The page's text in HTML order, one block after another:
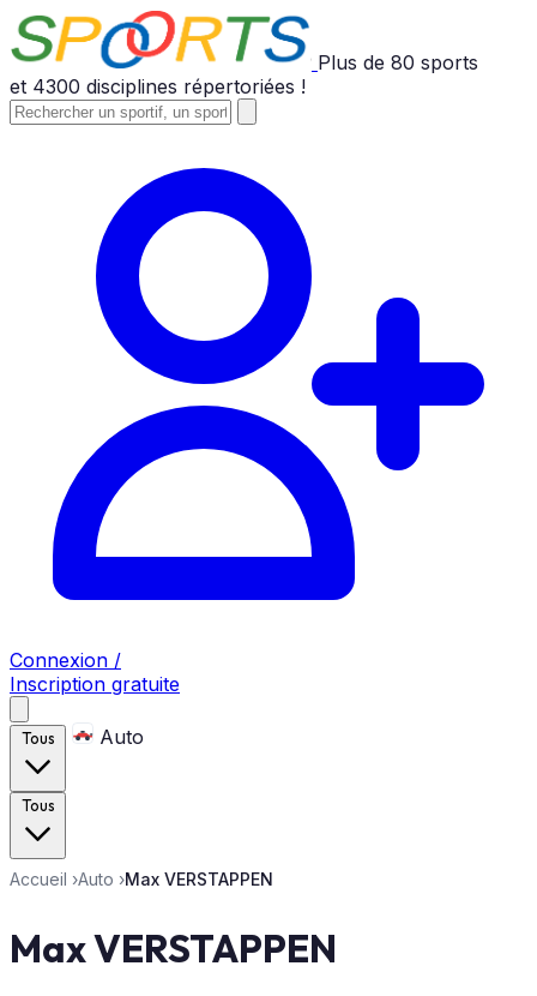
Plus de 80 sports
et 4300 disciplines répertoriées !
Connexion /
Inscription gratuite
Tous Auto
Tous
Accueil ›Auto ›Max VERSTAPPEN
Max VERSTAPPEN